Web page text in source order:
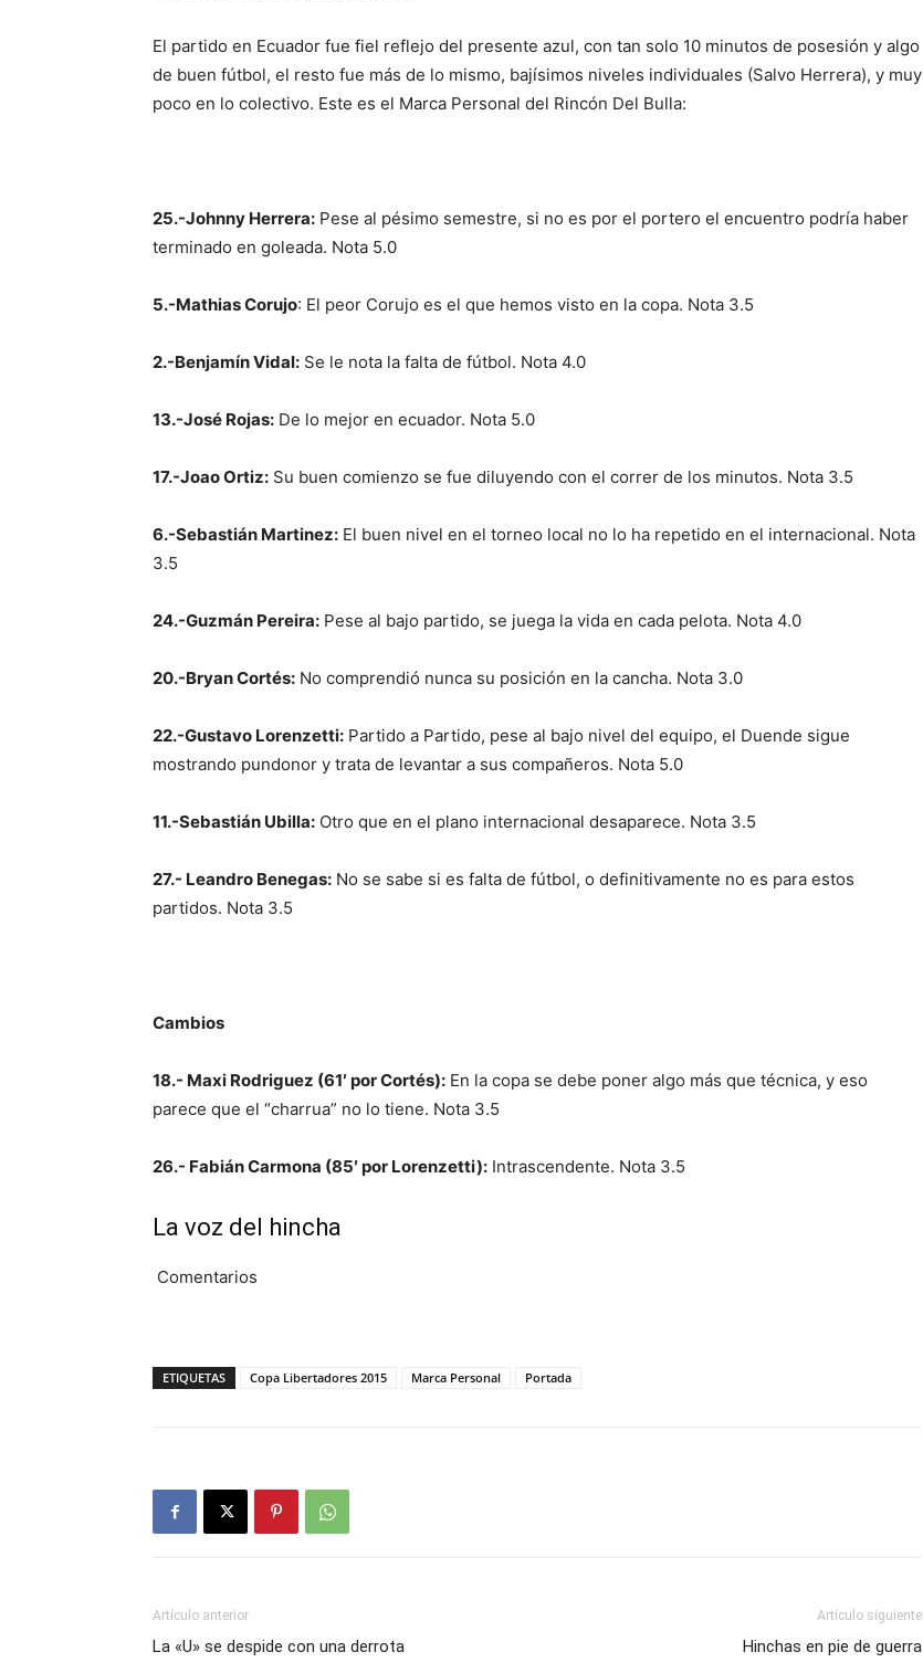
El partido en Ecuador fue fiel reflejo del presente azul, con tan solo 10 minutos de posesión y algo
de buen fútbol, el resto fue más de lo mismo, bajísimos niveles individuales (Salvo Herrera), y muy
poco en lo colectivo. Este es el Marca Personal del Rincón Del Bulla:
25.-Johnny Herrera: Pese al pésimo semestre, si no es por el portero el encuentro podría haber
terminado en goleada. Nota 5.0
5.-Mathias Corujo: El peor Corujo es el que hemos visto en la copa. Nota 3.5
2.-Benjamín Vidal: Se le nota la falta de fútbol. Nota 4.0
13.-José Rojas: De lo mejor en ecuador. Nota 5.0
17.-Joao Ortiz: Su buen comienzo se fue diluyendo con el correr de los minutos. Nota 3.5
6.-Sebastián Martinez: El buen nivel en el torneo local no lo ha repetido en el internacional. Nota
3.5
24.-Guzmán Pereira: Pese al bajo partido, se juega la vida en cada pelota. Nota 4.0
20.-Bryan Cortés: No comprendió nunca su posición en la cancha. Nota 3.0
22.-Gustavo Lorenzetti: Partido a Partido, pese al bajo nivel del equipo, el Duende sigue
mostrando pundonor y trata de levantar a sus compañeros. Nota 5.0
11.-Sebastián Ubilla: Otro que en el plano internacional desaparece. Nota 3.5
27.- Leandro Benegas: No se sabe si es falta de fútbol, o definitivamente no es para estos
partidos. Nota 3.5
Cambios
18.- Maxi Rodriguez (61′ por Cortés): En la copa se debe poner algo más que técnica, y eso
parece que el “charrua” no lo tiene. Nota 3.5
26.- Fabián Carmona (85′ por Lorenzetti): Intrascendente. Nota 3.5
La voz del hincha
Comentarios
ETIQUETAS Copa Libertadores 2015 Marca Personal Portada
Artículo anterior
La «U» se despide con una derrota
Artículo siguiente
Hinchas en pie de guerra